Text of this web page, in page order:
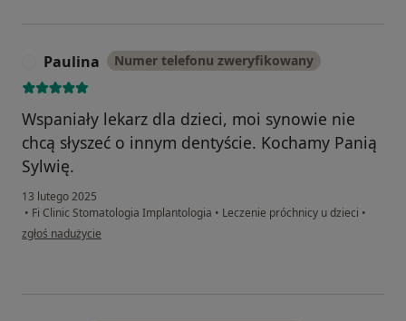
Paulina Numer telefonu zweryfikowany
Wspaniały lekarz dla dzieci, moi synowie nie
chcą słyszeć o innym dentyście. Kochamy Panią
Sylwię.
13 lutego 2025
• Fi Clinic Stomatologia Implantologia • Leczenie próchnicy u dzieci •
w opinii użytkownika Paulina
zgłoś nadużycie